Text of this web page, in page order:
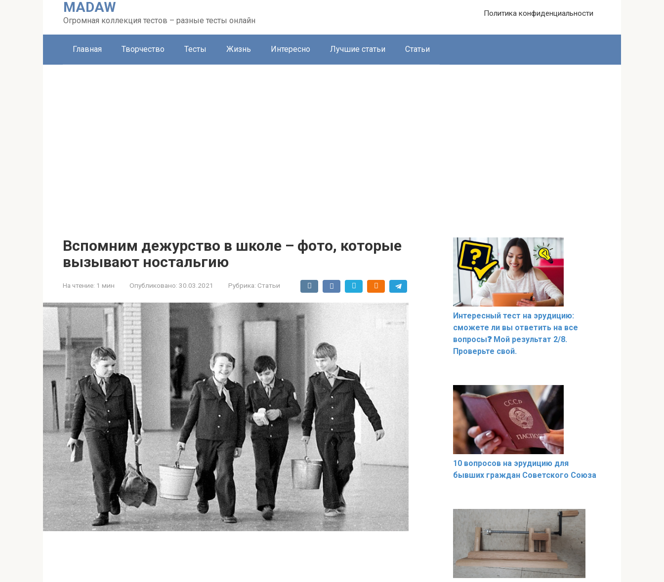
MADAW
Огромная коллекция тестов – разные тесты онлайн
Политика конфиденциальности
Главная Творчество Тесты Жизнь Интересно Лучшие статьи Статьи
Вспомним дежурство в школе – фото, которые
вызывают ностальгию
На чтение: 1 мин Опубликовано: 30.03.2021 Рубрика: Статьи
Интересный тест на эрудицию:
сможете ли вы ответить на все
вопросы❓ Мой результат 2/8.
Проверьте свой.
10 вопросов на эрудицию для
бывших граждан Советского Союза